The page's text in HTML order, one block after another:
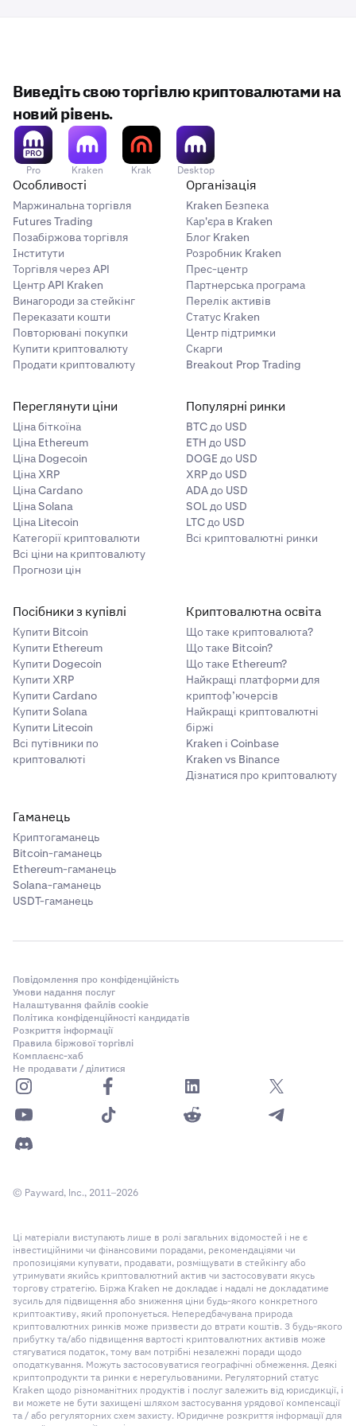
двофакторної аутентифікації.
7 Вітаємо, ви захистили свій обліковий запис Kraken!
для двофакторної аутентифікації» під методом
аутентифікації. Якщо ви налаштували 2FA для
переказів, торгівлі або майстер-ключа, то
праворуч з’явиться перемикач
випадках як метод автентифікації
відображатиметься
додаток 2FA.
Виведіть свою торгівлю криптовалютами на
новий рівень.
Pro Kraken Krak Desktop
Особливості
Маржинальна торгівля
Futures Trading
Позабіржова торгівля
Інститути
Торгівля через API
Центр API Kraken
Винагороди за стейкінг
Переказати кошти
Повторювані покупки
Купити криптовалюту
Продати криптовалюту
Організація
Kraken Безпека
Кар'єра в Kraken
Блог Kraken
Розробник Kraken
Прес-центр
Партнерська програма
Перелік активів
Статус Kraken
Центр підтримки
Скарги
Breakout Prop Trading
Переглянути ціни
Ціна біткоїна
Ціна Ethereum
Ціна Dogecoin
Ціна XRP
Ціна Cardano
Ціна Solana
Ціна Litecoin
Категорії криптовалюти
Всі ціни на криптовалюту
Прогнози цін
Популярні ринки
BTC до USD
ETH до USD
DOGE до USD
XRP до USD
ADA до USD
SOL до USD
LTC до USD
Всі криптовалютні ринки
Посібники з купівлі
Купити Bitcoin
Купити Ethereum
Купити Dogecoin
Купити XRP
Купити Cardano
Купити Solana
Купити Litecoin
Всі путівники по
криптовалюті
Криптовалютна освіта
Що таке криптовалюта?
Що таке Bitcoin?
Що таке Ethereum?
Найкращі платформи для
криптоф’ючерсів
Найкращі криптовалютні
біржі
Kraken і Coinbase
Kraken vs Binance
Дізнатися про криптовалюту
Гаманець
Криптогаманець
Bitcoin-гаманець
Ethereum-гаманець
Solana-гаманець
USDT-гаманець
Повідомлення про конфіденційність
Умови надання послуг
Налаштування файлів cookie
Політика конфіденційності кандидатів
Розкриття інформації
Правила біржової торгівлі
Комплаєнс-хаб
Не продавати / ділитися
© Payward, Inc., 2011–2026
Ці матеріали виступають лише в ролі загальних відомостей і не є
інвестиційними чи фінансовими порадами, рекомендаціями чи
пропозиціями купувати, продавати, розміщувати в стейкінгу або
утримувати якийсь криптовалютний актив чи застосовувати якусь
торгову стратегію. Біржа Kraken не докладає і надалі не докладатиме
зусиль для підвищення або зниження ціни будь-якого конкретного
криптоактиву, який пропонується. Непередбачувана природа
криптовалютних ринків може призвести до втрати коштів. З будь-якого
прибутку та/або підвищення вартості криптовалютних активів може
стягуватися податок, тому вам потрібні незалежні поради щодо
оподаткування. Можуть застосовуватися географічні обмеження. Деякі
криптопродукти та ринки є нерегульованими. Регуляторний статус
Kraken щодо різноманітних продуктів і послуг залежить від юрисдикції, і
ви можете не бути захищені шляхом застосування урядової компенсації
та / або регуляторних схем захисту. Юридичне розкриття інформації для